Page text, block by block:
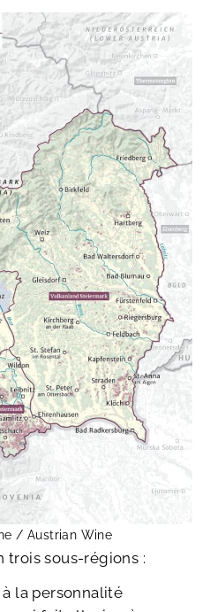
/ Austrian Wine
trois sous-régions :
à la personnalité